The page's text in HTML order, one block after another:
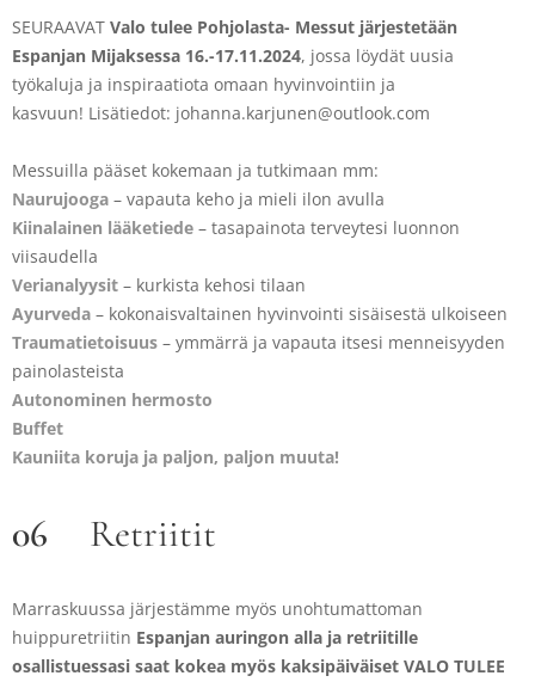
SEURAAVAT Valo tulee Pohjolasta- Messut järjestetään
Espanjan Mijaksessa 16.-17.11.2024, jossa löydät uusia
työkaluja ja inspiraatiota omaan hyvinvointiin ja
kasvuun! Lisätiedot: johanna.karjunen@outlook.com
Messuilla pääset kokemaan ja tutkimaan mm:
Naurujooga – vapauta keho ja mieli ilon avulla
Kiinalainen lääketiede – tasapainota terveytesi luonnon
viisaudella
Verianalyysit – kurkista kehosi tilaan
Ayurveda – kokonaisvaltainen hyvinvointi sisäisestä ulkoiseen
Traumatietoisuus – ymmärrä ja vapauta itsesi menneisyyden
painolasteista
Autonominen hermosto
Buffet
Kauniita koruja ja paljon, paljon muuta!
06 Retriitit
Marraskuussa järjestämme myös unohtumattoman
huippuretriitin Espanjan auringon alla ja retriitille
osallistuessasi saat kokea myös kaksipäiväiset VALO TULEE